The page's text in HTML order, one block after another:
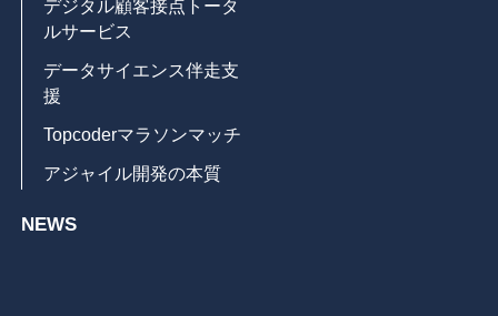
デジタル顧客接点トータ
ルサービス
データサイエンス伴走支
援
Topcoderマラソンマッチ
アジャイル開発の本質
NEWS